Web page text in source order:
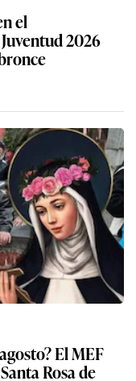
el
2026
El MEF
Rosa de